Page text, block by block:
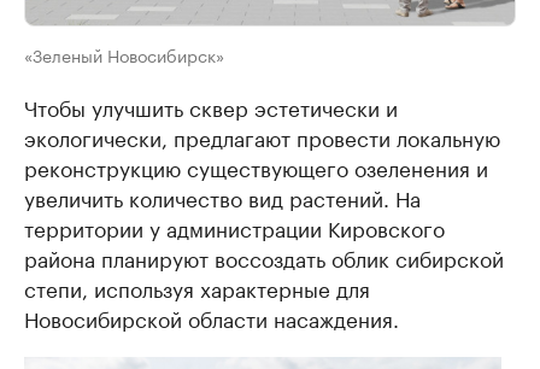
«Зеленый Новосибирск»
Чтобы улучшить сквер эстетически и
экологически, предлагают провести локальную
реконструкцию существующего озеленения и
увеличить количество вид растений. На
территории у администрации Кировского
района планируют воссоздать облик сибирской
степи, используя характерные для
Новосибирской области насаждения.